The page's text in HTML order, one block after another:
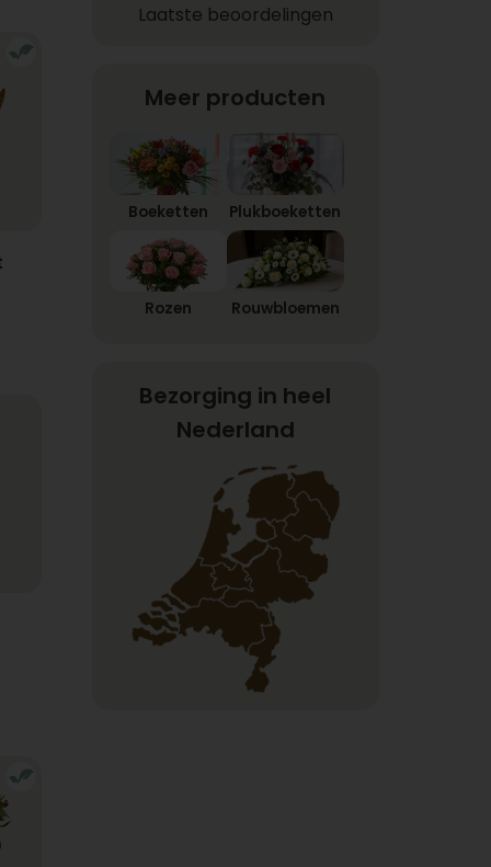
Laatste beoordelingen
Meer producten
Boeketten Plukboeketten
Rozen Rouwbloemen
Bezorging in heel
Nederland